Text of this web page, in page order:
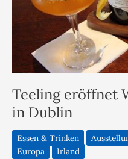
Teeling eröffnet
in Dublin
Essen & Trinken
Europa
Irland